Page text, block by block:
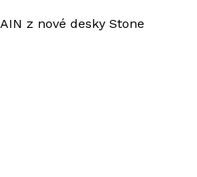
z nové desky Stone